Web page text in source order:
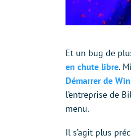
Et un bug de
en chute libre.
Démarrer de
l’entreprise de
menu.
Il s’agit plus